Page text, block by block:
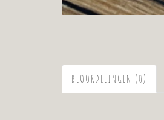
BEOORDELINGEN (0)